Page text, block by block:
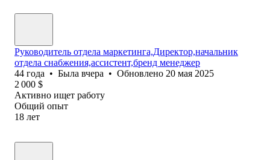
Руководитель отдела маркетинга,Директор,начальник
отдела снабжения,ассистент,бренд менеджер
44 года • Была вчера • Обновлено 20 мая 2025
2 000 $
Активно ищет работу
Общий опыт
18 лет